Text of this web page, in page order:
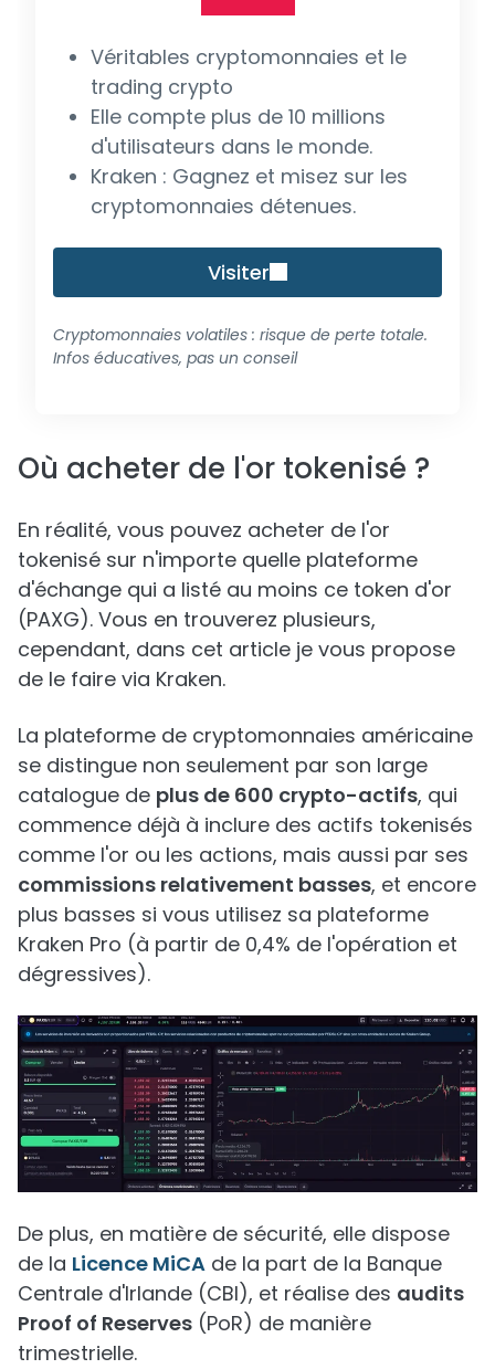
Véritables cryptomonnaies et le
trading crypto
Elle compte plus de 10 millions
d'utilisateurs dans le monde.
Kraken : Gagnez et misez sur les
cryptomonnaies détenues.
Visiter
Cryptomonnaies volatiles : risque de perte totale.
Infos éducatives, pas un conseil
Où acheter de l'or tokenisé ?
En réalité, vous pouvez acheter de l'or
tokenisé sur n'importe quelle plateforme
d'échange qui a listé au moins ce token d'or
(PAXG). Vous en trouverez plusieurs,
cependant, dans cet article je vous propose
de le faire via Kraken.
La plateforme de cryptomonnaies américaine
se distingue non seulement par son large
catalogue de plus de 600 crypto-actifs, qui
commence déjà à inclure des actifs tokenisés
comme l'or ou les actions, mais aussi par ses
commissions relativement basses, et encore
plus basses si vous utilisez sa plateforme
Kraken Pro (à partir de 0,4% de l'opération et
dégressives).
De plus, en matière de sécurité, elle dispose
de la Licence MiCA de la part de la Banque
Centrale d'Irlande (CBI), et réalise des audits
Proof of Reserves (PoR) de manière
trimestrielle.